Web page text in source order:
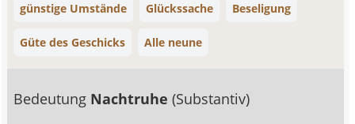
günstige Umstände Glückssache Beseligung
Güte des Geschicks Alle neune
Bedeutung Nachtruhe(Substantiv)